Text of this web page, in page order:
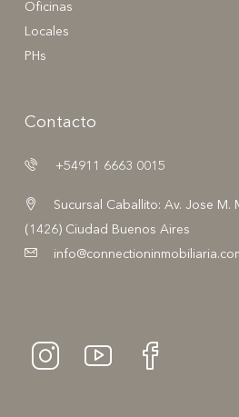
Oficinas
Locales
PHs
Contacto
+54911 6663 0015
Sucursal Caballito: Av. Jose M.
(1426) Ciudad Buenos Aires